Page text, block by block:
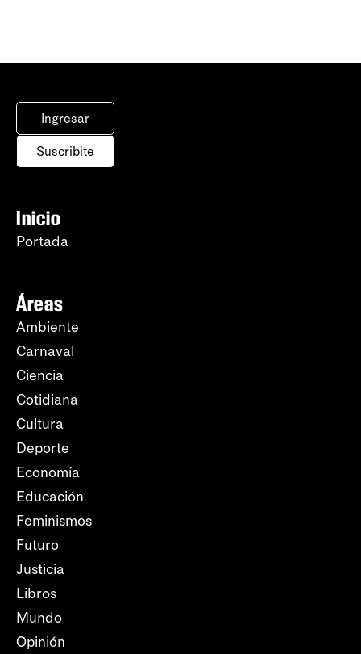
Ingresar
Suscribite
Inicio
Portada
Áreas
Ambiente
Carnaval
Ciencia
Cotidiana
Cultura
Deporte
Economía
Educación
Feminismos
Futuro
Justicia
Libros
Mundo
Opinión